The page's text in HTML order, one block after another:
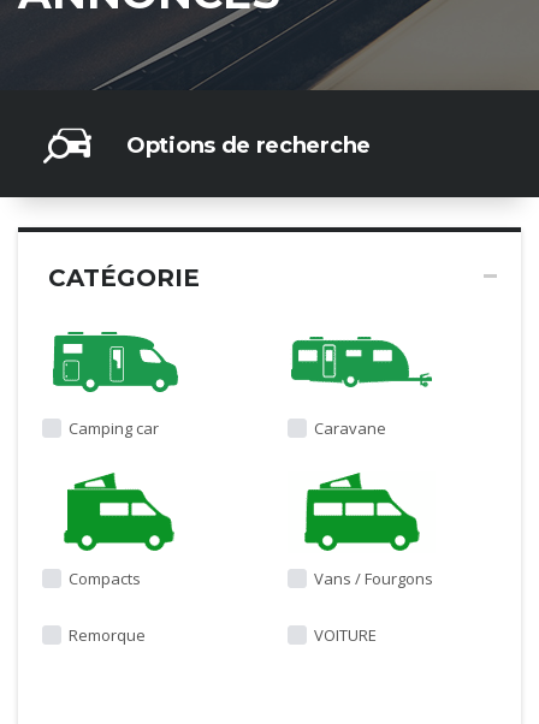
Options de recherche
CATÉGORIE
Camping car Caravane
Compacts Vans / Fourgons
Remorque VOITURE